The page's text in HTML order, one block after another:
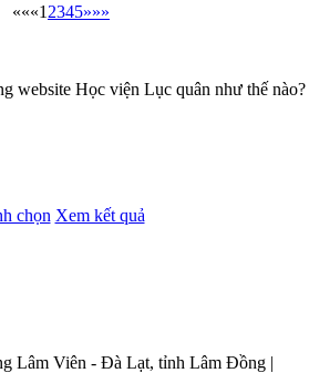
«««1 2345»»»
website Học viện Lục quân như thế nào?
chọn Xem kết quả
Lâm Viên - Đà Lạt, tỉnh Lâm Đồng |